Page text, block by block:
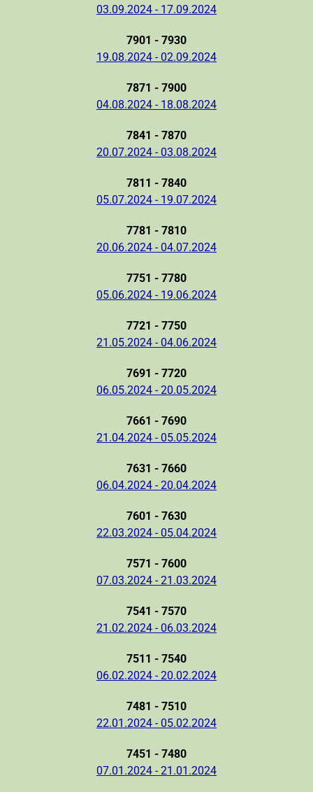
03.09.2024 - 17.09.2024
7901 - 7930
19.08.2024 - 02.09.2024
7871 - 7900
04.08.2024 - 18.08.2024
7841 - 7870
20.07.2024 - 03.08.2024
7811 - 7840
05.07.2024 - 19.07.2024
7781 - 7810
20.06.2024 - 04.07.2024
7751 - 7780
05.06.2024 - 19.06.2024
7721 - 7750
21.05.2024 - 04.06.2024
7691 - 7720
06.05.2024 - 20.05.2024
7661 - 7690
21.04.2024 - 05.05.2024
7631 - 7660
06.04.2024 - 20.04.2024
7601 - 7630
22.03.2024 - 05.04.2024
7571 - 7600
07.03.2024 - 21.03.2024
7541 - 7570
21.02.2024 - 06.03.2024
7511 - 7540
06.02.2024 - 20.02.2024
7481 - 7510
22.01.2024 - 05.02.2024
7451 - 7480
07.01.2024 - 21.01.2024